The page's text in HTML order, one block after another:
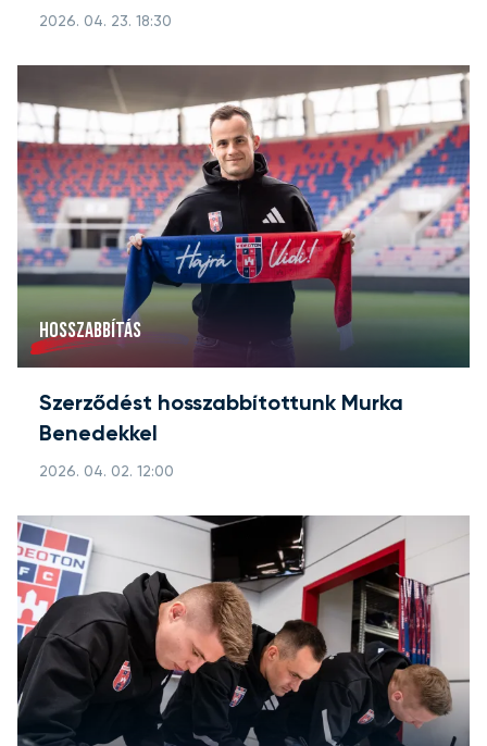
2026. 04. 23. 18:30
HOSSZABBÍTÁS
Szerződést hosszabbítottunk Murka
Benedekkel
2026. 04. 02. 12:00